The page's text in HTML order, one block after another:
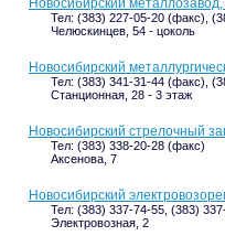
Новосибирский
Тел: (383) 227-05-20 (факс),
Челюскинцев, 54 - цоколь
Новосибирский
Тел: (383) 341-31-44 (факс),
Станционная, 28 - 3 этаж
Новосибирский стрелочный
Тел: (383) 338-20-28 (факс)
Аксенова, 7
Новосибирский
Тел: (383) 337-74-55, (383)
Электровозная, 2